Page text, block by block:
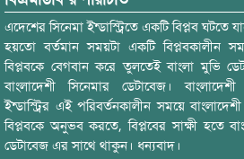
এদেশের সিনেমা ইন্ডাস্ট্রিতে একটি বিপ্লব ঘটতে
হয়তো বর্তমান সময়টা একটি বিপ্লবকালীন
বিপ্লবকে বেগবান করে তুলতেই বাংলা মুভি
বাংলাদেশী সিনেমার ডেটাবেজ। বাংলাদেশী
ইন্ডাস্ট্রির এই পরিবর্তনকালীন সময়ে বাংলাদেশী
বিপ্লবকে অনুভব করতে, বিপ্লবের সাক্ষী হতে
ডেটাবেজ এর সাথে থাকুন। ধন্যবাদ।